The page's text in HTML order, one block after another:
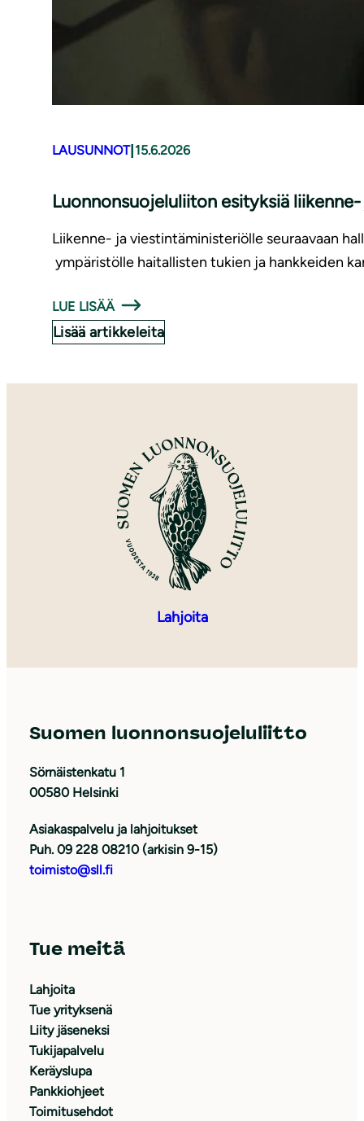
LAUSUNNOT| 15.6.2026
Luonnonsuojeluliiton esityksiä
Liikenne- ja viestintäministeriölle seuraavaan
ympäristölle haitallisten tukien ja hankkeiden
LUE LISÄÄ
Lisää artikkeleita
Lahjoita
Suomen luonnonsuojeluliitto
Sörnäistenkatu 1
00580 Helsinki
Asiakaspalvelu ja lahjoitukset
Puh. 09 228 08210 (arkisin 9-15)
toimisto@sll.fi
Tue meitä
Lahjoita
Tue yrityksenä
Liity jäseneksi
Tukijapalvelu
Keräyslupa
Pankkiohjeet
Toimitusehdot